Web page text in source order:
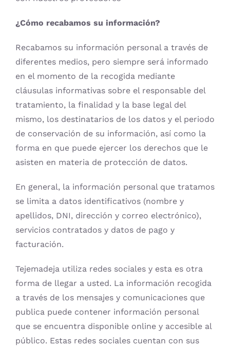
¿Cómo recabamos su información?
Recabamos su información personal a través de
diferentes medios, pero siempre será informado
en el momento de la recogida mediante
cláusulas informativas sobre el responsable del
tratamiento, la finalidad y la base legal del
mismo, los destinatarios de los datos y el periodo
de conservación de su información, así como la
forma en que puede ejercer los derechos que le
asisten en materia de protección de datos.
En general, la información personal que tratamos
se limita a datos identificativos (nombre y
apellidos, DNI, dirección y correo electrónico),
servicios contratados y datos de pago y
facturación.
Tejemadeja utiliza redes sociales y esta es otra
forma de llegar a usted. La información recogida
a través de los mensajes y comunicaciones que
publica puede contener información personal
que se encuentra disponible online y accesible al
público. Estas redes sociales cuentan con sus